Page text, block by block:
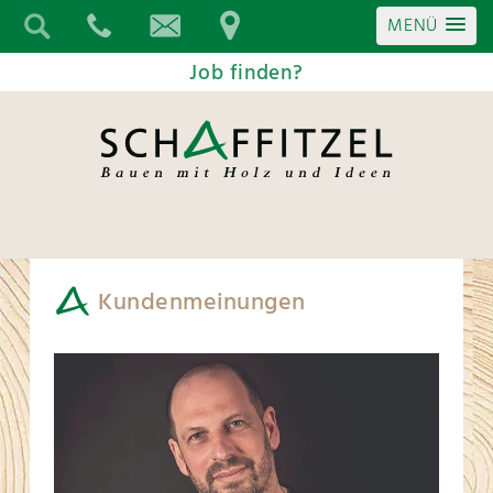
MENÜ
Job finden?
Kundenmeinungen